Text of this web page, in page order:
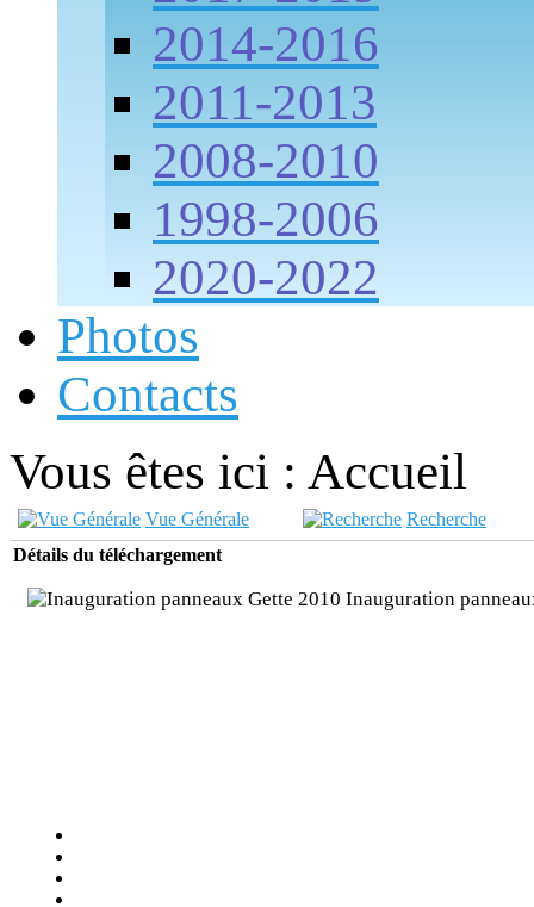
2014-2016
2011-2013
2008-2010
1998-2006
2020-2022
Photos
Contacts
Vous êtes ici : Accueil
Vue Générale
Recherche
Détails du téléchargement
Inauguration